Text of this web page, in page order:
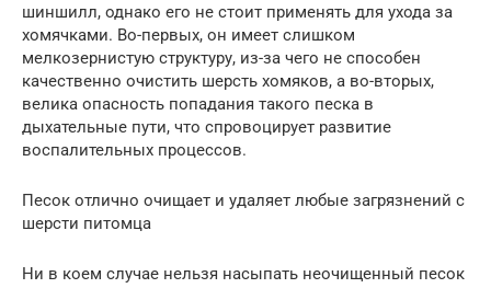
шиншилл, однако его не стоит применять для ухода за
хомячками. Во-первых, он имеет слишком
мелкозернистую структуру, из-за чего не способен
качественно очистить шерсть хомяков, а во-вторых,
велика опасность попадания такого песка в
дыхательные пути, что спровоцирует развитие
воспалительных процессов.
Песок отлично очищает и удаляет любые загрязнений с
шерсти питомца
Ни в коем случае нельзя насыпать неочищенный песок